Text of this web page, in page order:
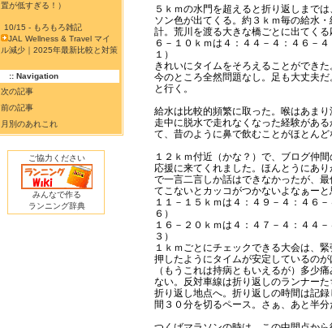
置が低すぎる！）
10/15 - もろもろ雑記
JAL Wellness & Travel マイ
ル減少｜2025年最新比較と対策
:: Navigation
次の記事
前の記事
月別のあれこれ
ご協力ください
みんなで作る
ランニング辞典
５ｋｍの水門を超えると折り返しまで
ソン色が出てくる。約３ｋｍ毎の給水
計。荒川を渡る大きな橋ごとに出てくる
６－１０ｋｍは４：４４－４：４６－
１）
きれいにタイムをそろえることができ
今のところ全然問題なし。足も大丈夫
と行く。
給水は比較的頻繁に取った。喉はあま
走中に脱水で走れなくなった経験があ
て、昔のように鼻で飲むことがほとんど
１２ｋｍ付近（かな？）で、ブログ仲
応援に来てくれました。ほんとうにあ
で一言二言しか話はできなかったが、
てこないとカッコがつかないよなぁーと
１１－１５ｋｍは４：４９－４：４６
６）
１６－２０ｋｍは４：４７－４：４４
３）
１ｋｍごとにチェックできる大会は、
押したようにタイムが安定しているの
（もうこれは持病ともいえるが）多少
ない。反対車線は折り返しのランナー
折り返し地点へ。折り返しの時間は記
間３０分を切るペース。さぁ、あと半分